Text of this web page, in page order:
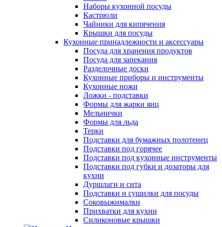
Наборы кухонной посуды
Кастрюли
Чайники для кипячения
Крышки для посуды
Кухонные принадлежности и аксессуары
Посуда для хранения продуктов
Посуда для запекания
Разделочные доски
Кухонные приборы и инструменты
Кухонные ножи
Ложки - подставки
Формы для жарки яиц
Мельнички
Формы для льда
Терки
Подставки для бумажных полотенец
Подставки под горячее
Подставки под кухонные инструменты
Подставки под губки и дозаторы для
кухни
Дуршлаги и сита
Подставки и сушилки для посуды
Соковыжималки
Прихватки для кухни
Силиконовые крышки